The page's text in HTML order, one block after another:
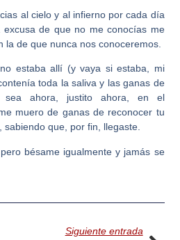
al cielo y al infierno por cada día
de que no me conocías me
la de que nunca nos conoceremos.
estaba allí (y vaya si estaba, mi
toda la saliva y las ganas de
sea ahora, justito ahora, en el
muero de ganas de reconocer tu
que, por fin, llegaste.
bésame igualmente y jamás se
Siguiente entrada